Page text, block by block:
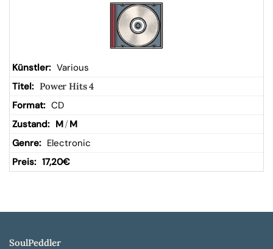
Various
Power Hits 4
CD
M/ M
Electronic
17,20€
SoulPeddler